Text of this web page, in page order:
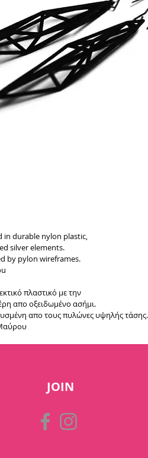
in durable nylon plastic,
silver elements.
by pylon wireframes.
πλαστικό με την
απο οξειδωμένο ασήμι.
απο τους πυλώνες υψηλής τάσης.
JOIN